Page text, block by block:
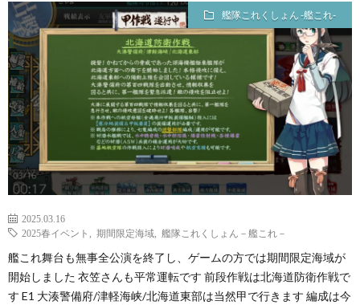
艦隊これくしょん -艦これ-
2025.03.16
2025春イベント
期間限定海域 艦隊これくしょん－艦これ－
艦これ舞台も無事全公演を終了し、ゲームの方では期間限定海域が
開始しました 衣笠さんも平常運転です 前段作戦は北海道防衛作戦で
す E1 大湊警備府/津軽海峡/北海道東部は当然甲で行きます 編成は今